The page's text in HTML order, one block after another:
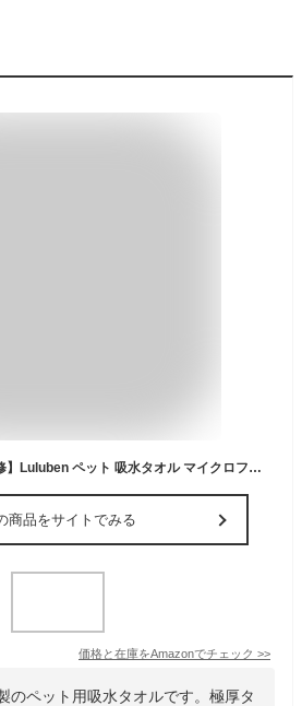
【愛玩動物飼養管理士監修】Luluben ペット 吸水タオル マイクロファイバー 極厚 お風呂 犬 猫 70cmx140cm (ブルー)
商品をサイトでみる
価格と在庫をAmazonでチェック >>
のペット用吸水タオルです。極厚タ